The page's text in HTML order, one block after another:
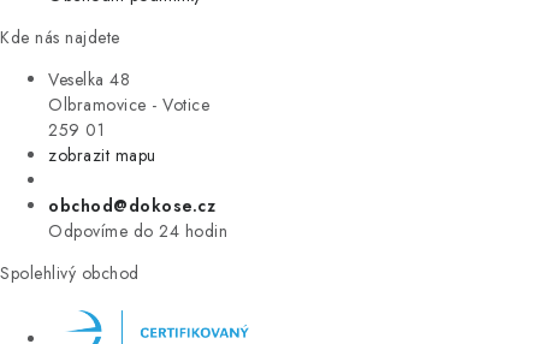
Kde nás najdete
Veselka 48
Olbramovice - Votice
259 01
zobrazit mapu
obchod@dokose.cz
Odpovíme do 24 hodin
Spolehlivý obchod
ÚKLID
VÝPRODEJ
ZNAČKY
Úvod Kontakt Blog
Moje objednávka